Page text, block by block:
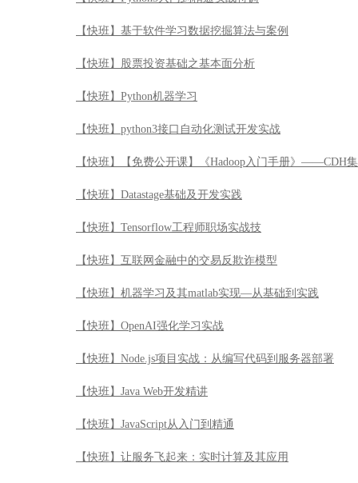
【快班】基于软件学习数据挖掘算法与案例
【快班】股票投资基础之基本面分析
【快班】Python机器学习
【快班】python3接口自动化测试开发实战
【快班】【免费公开课】《Hadoop入门手册》——CDH
【快班】Datastage基础及开发实践
【快班】Tensorflow工程师职场实战技
【快班】互联网金融中的交易反欺诈模型
【快班】机器学习及其matlab实现—从基础到实践
【快班】OpenAI强化学习实战
【快班】Node.js项目实战：从编写代码到服务器部署
【快班】Java Web开发精讲
【快班】JavaScript从入门到精通
【快班】让服务飞起来：实时计算及其应用